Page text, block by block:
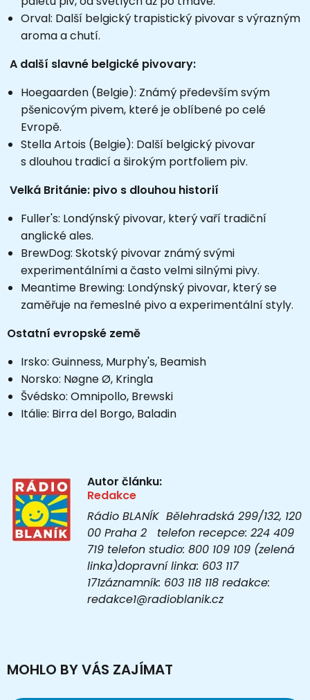
Orval: Další belgický trapistický pivovar s výrazným
aroma a chutí.
A další slavné belgické pivovary:
Hoegaarden (Belgie): Známý především svým
pšenicovým pivem, které je oblíbené po celé
Evropě.
Stella Artois (Belgie): Další belgický pivovar
s dlouhou tradicí a širokým portfoliem piv.
Velká Británie: pivo s dlouhou historií
Fuller's: Londýnský pivovar, který vaří tradiční
anglické ales.
BrewDog: Skotský pivovar známý svými
experimentálními a často velmi silnými pivy.
Meantime Brewing: Londýnský pivovar, který se
zaměřuje na řemeslné pivo a experimentální styly.
Ostatní evropské země
Irsko: Guinness, Murphy's, Beamish
Norsko: Nøgne Ø, Kringla
Švédsko: Omnipollo, Brewski
Itálie: Birra del Borgo, Baladin
Autor článku:
Redakce
Rádio BLANÍK Bělehradská 299/132, 120
00 Praha 2 telefon recepce: 224 409
719 telefon studio: 800 109 109 (zelená
linka)dopravní linka: 603 117
171záznamník: 603 118 118 redakce:
redakce1@radioblanik.cz
MOHLO BY VÁS ZAJÍMAT